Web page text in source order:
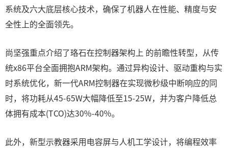
系统及六大底层核心技术，确保了机器人在性能、精度与安
全性上的全面领先。
尚坚强重点介绍了珞石在控制器架构上 的前瞻性转型，从传
统x86平台全面拥抱ARM架构。通过异构设计、驱动重构与实
时系统优化，新一代ARM控制器在实现微秒级中断响应的同
时，将功耗从45-65W大幅降低至15-25W，并为客户降低总
体拥有成本(TCO)达30%-40%。
此外，新型示教器采用电容屏与人机工学设计，将编程效率